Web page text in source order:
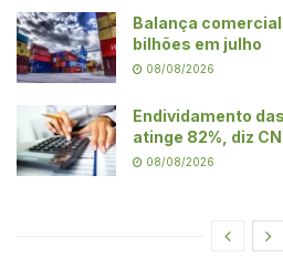
Balança comercial
bilhões em julho
08/08/2026
Endividamento
atinge 82%, diz
08/08/2026